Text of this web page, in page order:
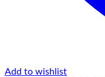
Add to wishlist